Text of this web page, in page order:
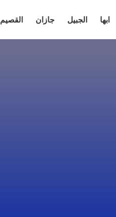
ابها الجبيل جازان القصيم